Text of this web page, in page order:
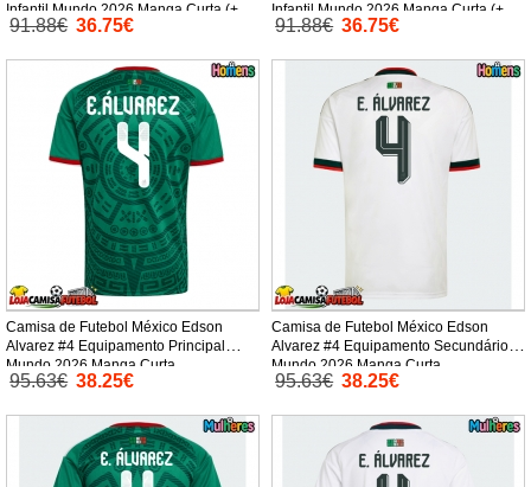
Infantil Mundo 2026 Manga Curta (+
Calças curtas)
91.88€ 36.75€
Infantil Mundo 2026 Manga Curta (+
Calças curtas)
91.88€ 36.75€
Camisa de Futebol México Edson
Alvarez #4 Equipamento Principal
Mundo 2026 Manga Curta
95.63€ 38.25€
Camisa de Futebol México Edson
Alvarez #4 Equipamento Secundário
Mundo 2026 Manga Curta
95.63€ 38.25€